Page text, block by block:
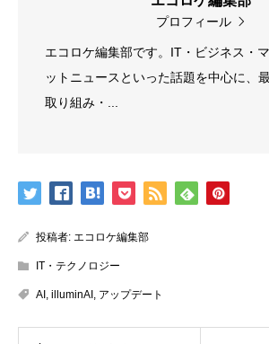
プロフィール
エコロケ編集部です。IT・ビジネス・
ットニュースといった話題を中心に、
取り組み・...
投稿者: エコロケ編集部
IT・テクノロジー
AI , illuminAI , アップデート